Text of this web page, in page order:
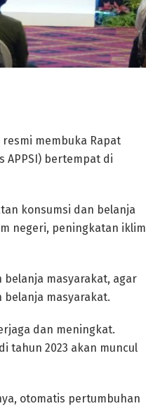
resmi membuka Rapat
APPSI) bertempat di
konsumsi dan belanja
negeri, peningkatan iklim
belanja masyarakat, agar
masyarakat.
dan meningkat.
tahun 2023 akan muncul
otomatis pertumbuhan